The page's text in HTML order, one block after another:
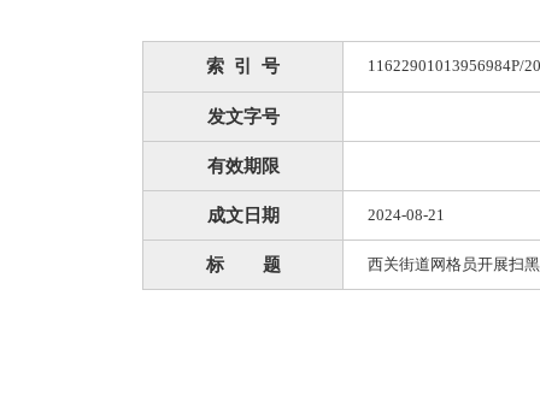
索 引 号 11622901013956984P/
发文字号
有效期限
成文日期 2024-08-21
标 题 西关街道网格员开展扫